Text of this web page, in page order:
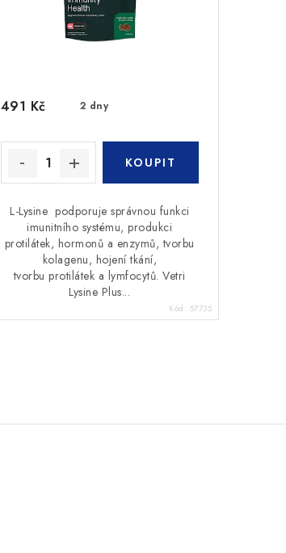
2 dny
491 Kč
L-Lysine podporuje správnou funkci
imunitního systému, produkci
protilátek, hormonů a enzymů, tvorbu
kolagenu, hojení tkání,
tvorbu protilátek a lymfocytů. Vetri
Lysine Plus...
Kód: 57735